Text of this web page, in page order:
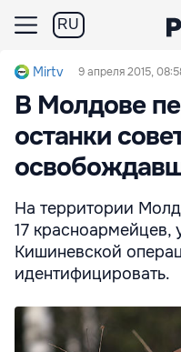
RU
Mirtv 9 апреля 2015,
В Молдове
останки
На территории
17 красноармейцев,
Кишиневской
идентифицировать.